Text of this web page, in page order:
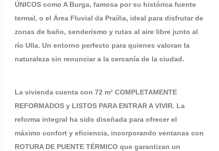
ÚNICOS como A Burga, famosa por su histórica fuente
termal, o el Área Fluvial da Praíña, ideal para disfrutar de
zonas de baño, senderismo y rutas al aire libre junto al
río Ulla. Un entorno perfecto para quienes valoran la
naturaleza sin renunciar a la cercanía de la ciudad.
La vivienda cuenta con 72 m² COMPLETAMENTE
REFORMADOS y LISTOS PARA ENTRAR A VIVIR. La
reforma integral ha sido diseñada para ofrecer el
máximo confort y eficiencia, incorporando ventanas con
ROTURA DE PUENTE TÉRMICO que garantizan un